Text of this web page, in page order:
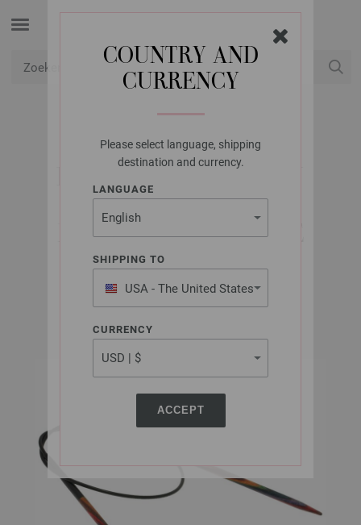
COUNTRY AND
CURRENCY
Please select language, shipping
destination and currency.
LANGUAGE
SHIPPING TO
USA - The United States
of America
CURRENCY
ACCEPT
LANA GROSSA
RONDBREINAALDEN
DESIGNER HOUT
MULTICOLOR DIKTE
3,0/40CM